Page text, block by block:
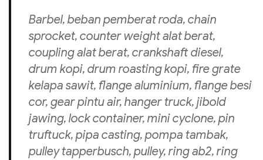
Barbel, beban pemberat roda, chain
sprocket, counter weightalat berat,
couplingalat berat, crankshaftdiesel,
drum kopi, drum roasting kopi, fire grate
kelapa sawit, flangealuminium, flangebesi
cor, gearpintu air, hanger truck, jibold
jawing, lock container, mini cyclone, pin
truftuck, pipa casting, pompa tambak,
pulley tapperbusch, pulley, ring ab2, ring